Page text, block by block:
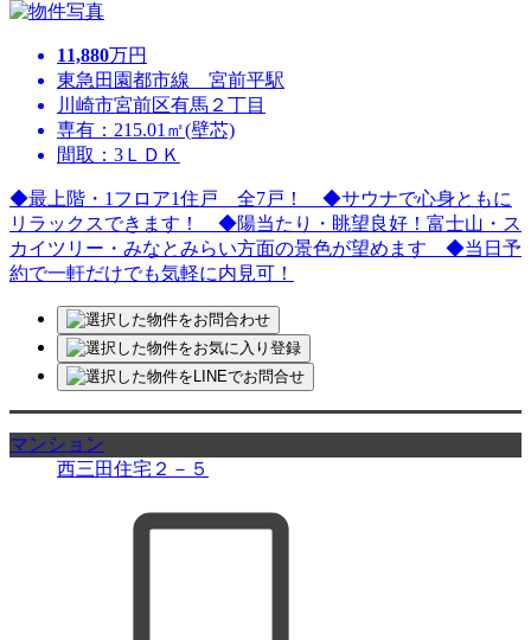
11,880万円
東急田園都市線 宮前平駅
川崎市宮前区有馬２丁目
専有：215.01㎡(壁芯)
間取：3ＬＤＫ
◆最上階・1フロア1住戸 全7戸！ ◆サウナで心身ともに
リラックスできます！ ◆陽当たり・眺望良好！富士山・ス
カイツリー・みなとみらい方面の景色が望めます ◆当日予
約で一軒だけでも気軽に内見可！
マンション
西三田住宅２－５